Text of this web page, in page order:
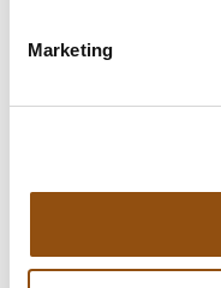
Marketing
Levertijd:
Allergie-info: